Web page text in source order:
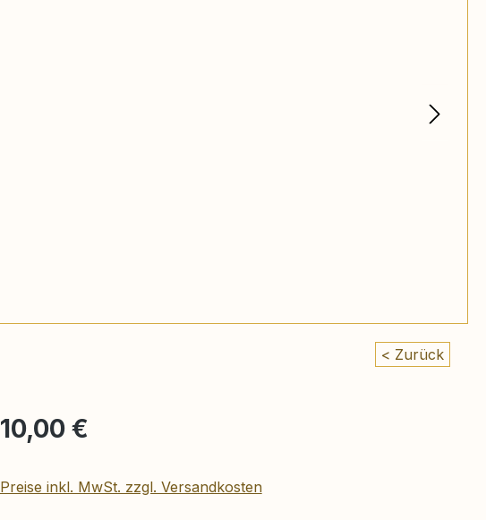
< Zurück
Regulärer Preis:
10,00 €
Preise inkl. MwSt. zzgl. Versandkosten